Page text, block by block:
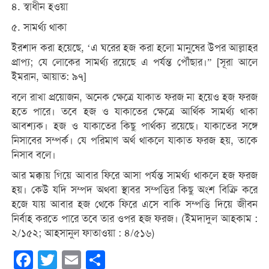
৪. স্বাধীন হওয়া
৫. সামর্থ্য থাকা
ইরশাদ করা হয়েছে, ‘এ ঘরের হজ করা হলো মানুষের উপর আল্লাহর
প্রাপ্য; যে লোকের সামর্থ্য রয়েছে এ পর্যন্ত পৌঁছার।” [সূরা আলে
ইমরান, আয়াত: ৯৭]
বলে রাখা প্রয়োজন, অনেক ক্ষেত্রে যাকাত ফরজ না হয়েও হজ ফরজ
হতে পারে। তবে হজ ও যাকাতের ক্ষেত্রে আর্থিক সামর্থ্য থাকা
আবশ্যক। হজ ও যাকাতের কিছু পার্থক্য রয়েছে। যাকাতের সঙ্গে
নিসাবের সম্পর্ক। যে পরিমাণ অর্থ থাকলে যাকাত ফরজ হয়, তাকে
নিসাব বলে।
আর মক্কায় গিয়ে আবার ফিরে আসা পর্যন্ত সামর্থ্য থাকলে হজ ফরজ
হয়। কেউ যদি সম্পদ অথবা স্থাবর সম্পত্তির কিছু অংশ বিক্রি করে
হজে যায় আবার হজ থেকে ফিরে এসে বাকি সম্পত্তি দিয়ে জীবন
নির্বাহ করতে পারে তবে তার ওপর হজ ফরজ। (ইমদাদুল আহকাম :
২/১৫২; আহসানুল ফাতাওয়া : ৪/৫১৬)
Facebook
Twitter Email